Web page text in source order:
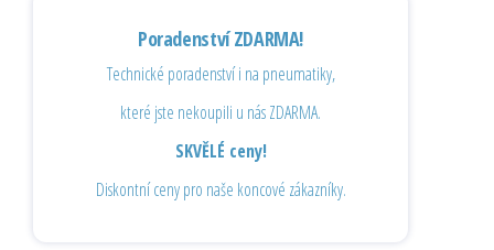
Poradenství ZDARMA!
Technické poradenství i na pneumatiky,
které jste nekoupili u nás ZDARMA.
SKVĚLÉ ceny!
Diskontní ceny pro naše koncové zákazníky.